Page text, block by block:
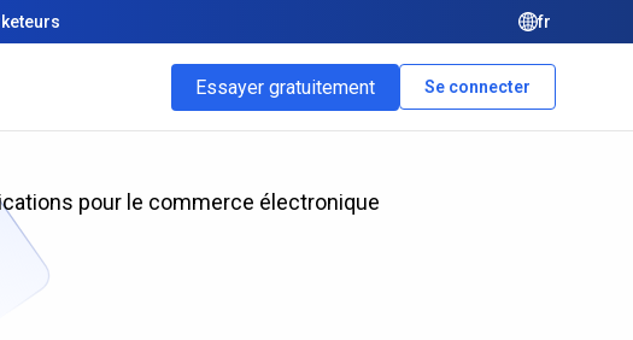
fr
Essayer gratuitement Se connecter
pour le commerce électronique